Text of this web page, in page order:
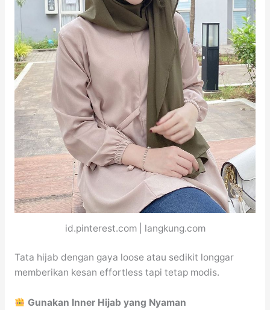
id.pinterest.com | langkung.com
Tata hijab dengan gaya loose atau sedikit longgar
memberikan kesan effortless tapi tetap modis.
Gunakan Inner Hijab yang Nyaman